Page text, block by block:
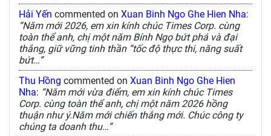
Hải Yến commented on Xuan Binh Ngo Ghe Hien Nha:
“Năm mới 2026, em xin kính chúc Times Corp. cùng
toàn thể anh, chị một năm Bính Ngọ bứt phá và đại
thắng, giữ vững tinh thần “tốc độ thực thi, năng suất
bứt…”
Thu Hồng commented on Xuan Binh Ngo Ghe Hien
Nha: “Năm mới vừa điểm, em xin kính chúc Times
Corp. cùng toàn thể anh, chị một năm 2026 hồng
thuận như ý.Năm mới chiến thắng mới. Chúc công ty
chúng ta doanh thu…”